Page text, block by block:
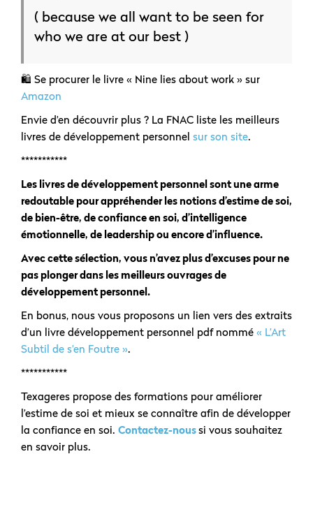
( because we all want to be seen for
who we are at our best )
🛍️ Se procurer le livre « Nine lies about work » sur
Amazon
Envie d’en découvrir plus ? La FNAC liste les meilleurs
livres de développement personnel sur son site.
***********
Les livres de développement personnel sont une arme
redoutable pour appréhender les notions d’estime de soi,
de bien-être, de confiance en soi, d’intelligence
émotionnelle, de leadership ou encore d’influence.
Avec cette sélection, vous n’avez plus d’excuses pour ne
pas plonger dans les meilleurs ouvrages de
développement personnel.
En bonus, nous vous proposons un lien vers des extraits
d’un livre développement personnel pdf nommé « L’Art
Subtil de s’en Foutre ».
***********
Texageres propose des formations pour améliorer
l’estime de soi et mieux se connaître afin de développer
la confiance en soi. Contactez-noussi vous souhaitez
en savoir plus.